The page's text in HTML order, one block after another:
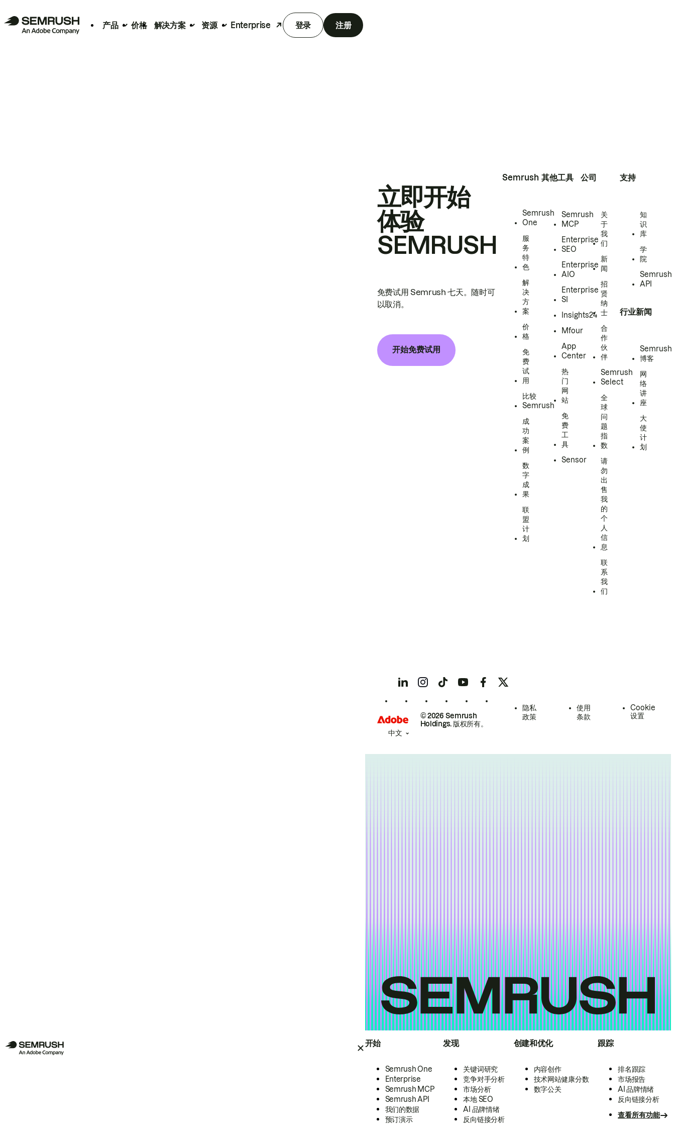
产品 价格 解决方案 资源 Enterprise 登录 注册
开始
Semrush One
Enterprise
Semrush MCP
Semrush API
我们的数据
预订演示
发现
关键词研究
竞争对手分析
市场分析
本地 SEO
AI 品牌情绪
反向链接分析
创建和优化
内容创作
技术网站健康分数
数字公关
跟踪
排名跟踪
市场报告
AI 品牌情绪
反向链接分析
查看所有功能
立即开始
体验
SEMRUSH
免费试用 Semrush 七天。随时可
以取消。
开始免费试用
Semrush
Semrush
One
服
务
特
色
解
决
方
案
价
格
免
费
试
用
比较
Semrush
成
功
案
例
数
字
成
果
联
盟
计
划
其他工具
Semrush
MCP
Enterprise
SEO
Enterprise
AIO
Enterprise
SI
Insights24
Mfour
App
Center
热
门
网
站
免
费
工
具
Sensor
公司
关
于
我
们
新
闻
招
贤
纳
士
合
作
伙
伴
Semrush
Select
全
球
问
题
指
数
请
勿
出
售
我
的
个
人
信
息
联
系
我
们
支持
知
识
库
学
院
Semrush
API
行业新闻
Semrush
博客
网
络
讲
座
大
使
计
划
© 2026 Semrush
Holdings. 版权所有。
隐私
政策
使用
条款
Cookie
设置
中文